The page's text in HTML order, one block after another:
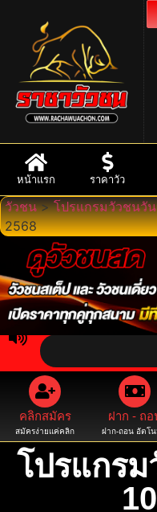
หน้าแรก ราคาวัว
วัวชน>โปรแกรมวัวชนวั
2568
คลิกสมัคร
สมัครง่ายแค่คลิก
ฝาก - ถอ
ฝาก-ถอน อัตโ
โปรแกร